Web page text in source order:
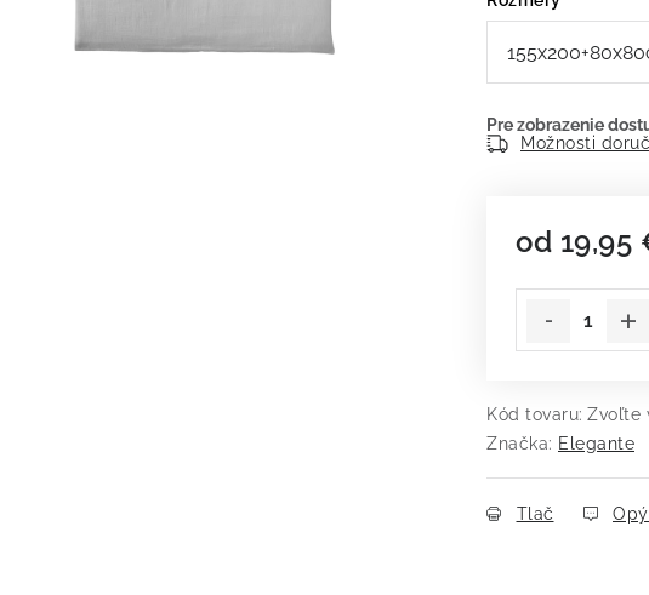
Možnosti
od 19,95
Kód tovaru: Zvoľte
Značka: Elegante
Tlač